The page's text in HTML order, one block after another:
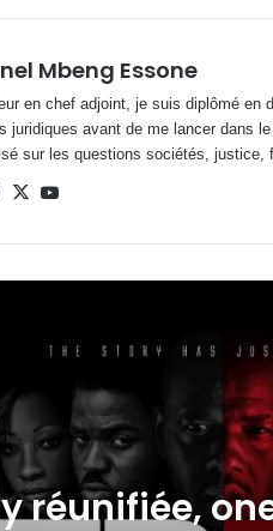
Mbeng Essone
en chef adjoint, je suis diplômé
juridiques avant de me lancer dans
sur les questions sociétés,
Facebook
X
2026 : Caleb